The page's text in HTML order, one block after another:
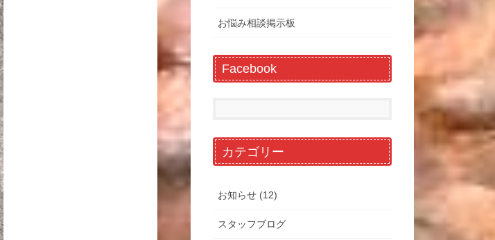
お悩み相談掲示板
Facebook
カテゴリー
お知らせ (12)
スタッフブログ